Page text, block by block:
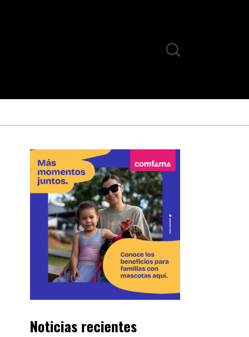
Noticias recientes